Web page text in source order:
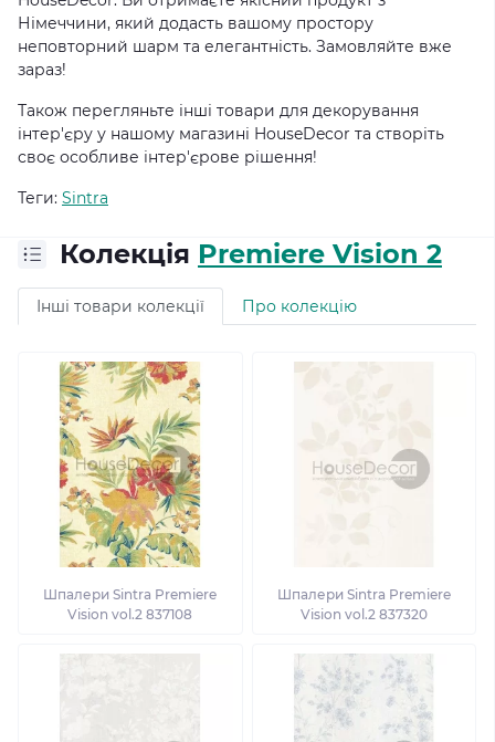
Німеччини, який додасть вашому простору
неповторний шарм та елегантність. Замовляйте вже
зараз!
Також перегляньте інші товари для декорування
інтер'єру у нашому магазині HouseDecor та створіть
своє особливе інтер'єрове рішення!
Теги: Sintra
Колекція Premiere Vision 2
Інші товари колекції Про колекцію
Шпалери Sintra Premiere
Vision vol.2 837108
Шпалери Sintra Premiere
Vision vol.2 837320